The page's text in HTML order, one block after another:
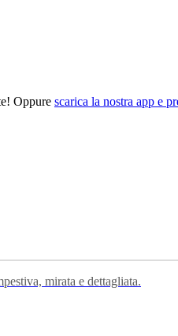
Oppure scarica la nostra app e
mirata e dettagliata.